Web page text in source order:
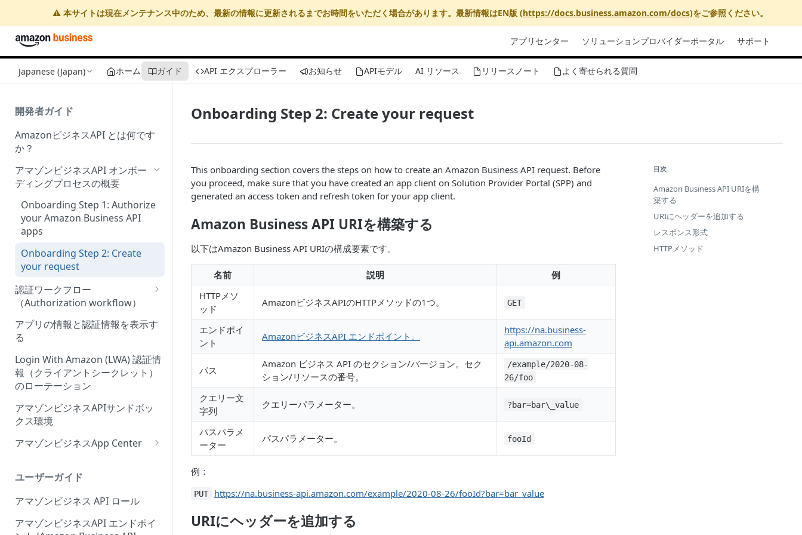
⚠️ 本サイトは現在メンテナンス中のため、最新の情報に更新されるまでお時間をいただく場合があります。最新情報はEN版 (https://docs.business.amazon.com/docs)をご参照ください。
アプリセンター ソリューションプロバイダーポータル サポート
Japanese (Japan) ホーム ガイド API エクスプローラー お知らせ APIモデル AI リソース リリースノート よく寄せられる質問
開発者ガイド
AmazonビジネスAPI とは何です
か？
アマゾンビジネスAPI オンボー
ディングプロセスの概要
Onboarding Step 1: Authorize
your Amazon Business API
apps
Onboarding Step 2: Create
your request
認証ワークフロー
（Authorization workflow）
アマゾンビジネスサードパーテ
ィーウェブサイト認証ワークフ
ローの概要
アプリの情報と認証情報を表示す
る
Login With Amazon (LWA) 認証情
報（クライアントシークレット）
のローテーション
アマゾンビジネスAPIサンドボッ
クス環境
アマゾンビジネスApp Center
ーにアプリを出品する
アプリセンター認証ワークフロ
ー (App Center authorization
workflow)
ユーザーガイド
アマゾンビジネス API ロール
アマゾンビジネスAPI エンドポイ
Onboarding Step 2: Create your request
This onboarding section covers the steps on how to create an Amazon Business API request. Before
you proceed, make sure that you have created an app client on Solution Provider Portal (SPP) and
generated an access token and refresh token for your app client.
Amazon Business API URIを構築する
以下はAmazon Business API URIの構成要素です。
名前 説明
例
HTTPメソ
ッド
AmazonビジネスAPIのHTTPメソッドの1つ。 GET
エンドポイ
ント
AmazonビジネスAPI エンドポイント。
https://na.business-
api.amazon.com
パス
Amazon ビジネス API のセクション/バージョン。セク
ション/リソースの番号。
/example/2020-08-
26/foo
クエリー文
字列
クエリーパラメーター。 ?bar=bar\_value
パスパラメ
ーター
パスパラメーター。 fooId
例：
PUT https://na.business-api.amazon.com/example/2020-08-26/fooId?bar=bar_value
URIにヘッダーを追加する
目次
Amazon Business API URIを構
築する
URIにヘッダーを追加する
レスポンス形式
HTTPメソッド